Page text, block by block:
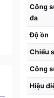
Công
đa
Độ ồn
Chiếu
Công
Hiệu